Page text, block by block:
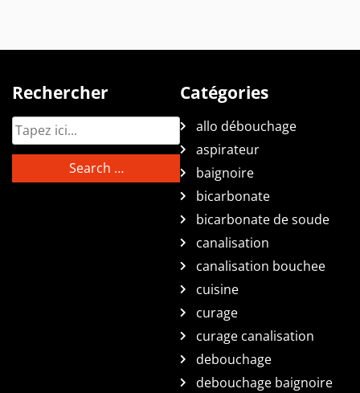
Rechercher Catégories
allo débouchage
aspirateur
baignoire
bicarbonate
bicarbonate de soude
canalisation
canalisation bouchee
cuisine
curage
curage canalisation
debouchage
debouchage baignoire